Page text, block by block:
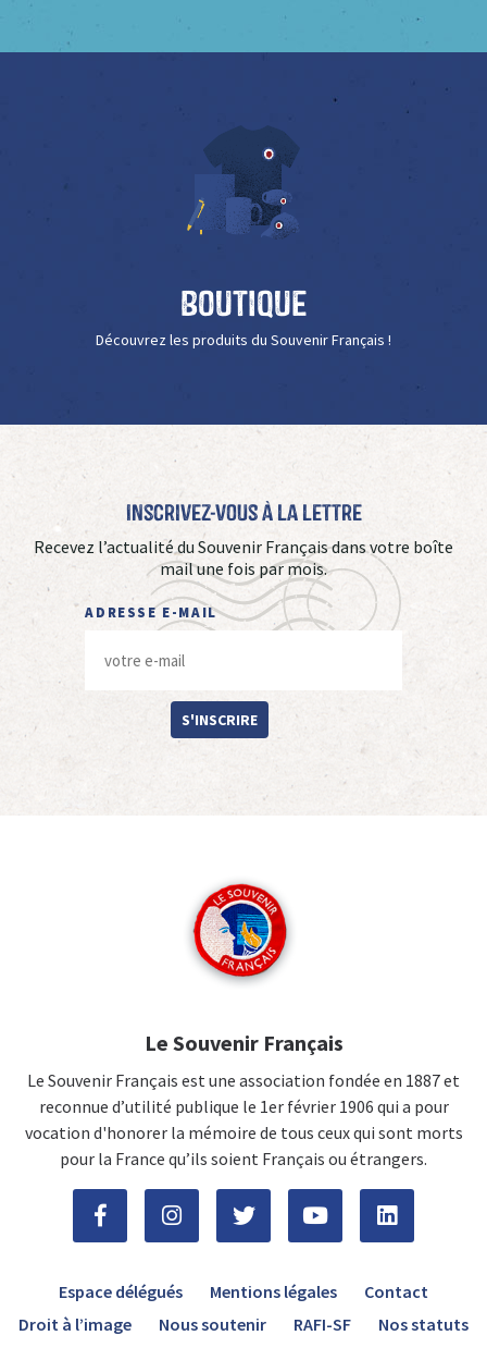
Boutique
Découvrez les produits du Souvenir Français !
Inscrivez-vous à La Lettre
Recevez l’actualité du Souvenir Français dans votre boîte
mail une fois par mois.
ADRESSE E-MAIL
S'INSCRIRE
Le Souvenir Français
Le Souvenir Français est une association fondée en 1887 et
reconnue d’utilité publique le 1er février 1906 qui a pour
vocation d'honorer la mémoire de tous ceux qui sont morts
pour la France qu’ils soient Français ou étrangers.
Espace délégués Mentions légales
Contact
Droit à l’image
Nous soutenir RAFI-SF Nos statuts